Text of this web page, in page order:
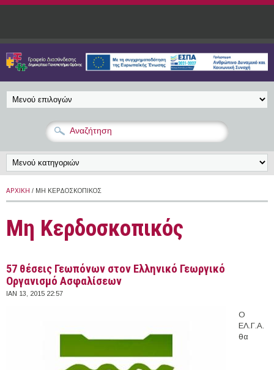
Παράκαμψη προς το κυρίως περιεχόμενο
ΑΡΧΙΚΉ / ΜΗ ΚΕΡΔΟΣΚΟΠΙΚΌΣ
Μη Κερδοσκοπικός
57 θέσεις Γεωπόνων στον Ελληνικό Γεωργικό
Οργανισμό Ασφαλίσεων
ΙΑΝ 13, 2015 22:57
Ο
ΕΛ.Γ.Α.
θα